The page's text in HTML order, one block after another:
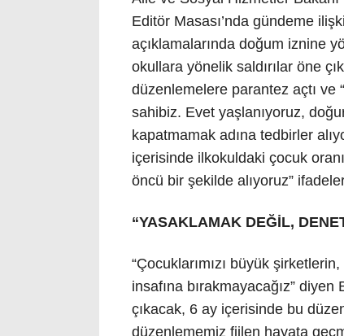
Editör Masası’nda gündeme
açıklamalarında doğum iznine
okullara yönelik saldırılar öne
düzenlemelere parantez açtı ve
sahibiz. Evet yaşlanıyoruz,
kapatmamak adına tedbirler
içerisinde ilkokuldaki çocuk
öncü bir şekilde alıyoruz”
“YASAKLAMAK DEĞİL,
“Çocuklarımızı büyük
insafına bırakmayacağız”
çıkacak, 6 ay içerisinde bu
düzenlememiz fiilen hayata